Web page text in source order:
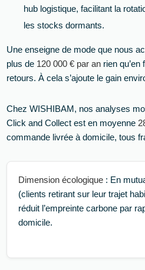
hub logistique, facilitant la
les stocks dormants.
Une enseigne de mode que nous
plus de 120 000 € par an rien
retours. À cela s’ajoute le gain
Chez WISHIBAM, nos analyses
Click and Collect est en moyenne
commande livrée à domicile, tous
Dimension écologique : En
(clients retirant sur leur trajet
réduit l’empreinte carbone par
domicile.